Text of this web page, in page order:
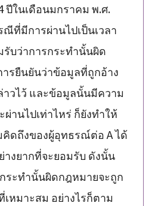
ปีในเดือนมกราคม พ.ศ.
ณีที่มีการผ่านไปเป็นเวลา
บว่าการกระทำนั้นผิด
รยืนยันว่าข้อมูลที่ถูกอ้าง
วไว้ และข้อมูลนั้นมีความ
านไปเท่าไหร่ ก็ยังทำให้
ดถึงของผู้อุทธรณ์ต่อ A ได้
างยากที่จะยอมรับ ดังนั้น
ระทำนั้นผิดกฎหมายจะถูก
หมาะสม อย่างไรก็ตาม